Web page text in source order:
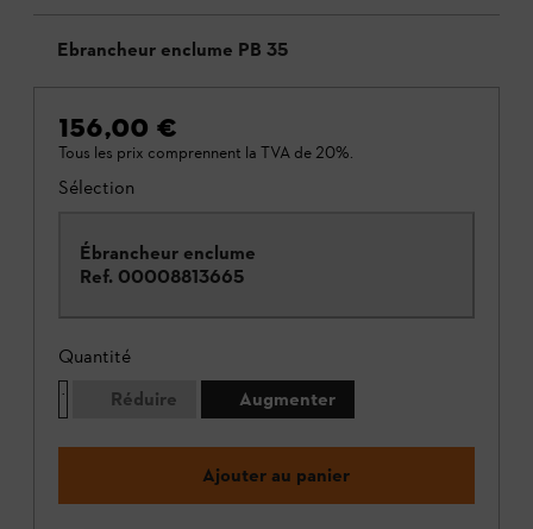
Ébrancheur enclume PB 35
156,00 €
Tous les prix comprennent la TVA de 20%.
Sélection
Ébrancheur enclume
Ref. 00008813665
Quantité
Réduire
Augmenter
Ajouter au panier